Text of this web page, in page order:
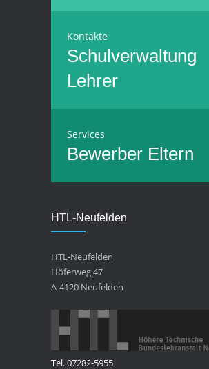
Kontakte
Schulverwaltung
Lehrer
Services
Bewerber Eltern
HTL-Neufelden
HTL-Neufelden
Höferweg 47
A-4120 Neufelden
Tel. 07282-5955